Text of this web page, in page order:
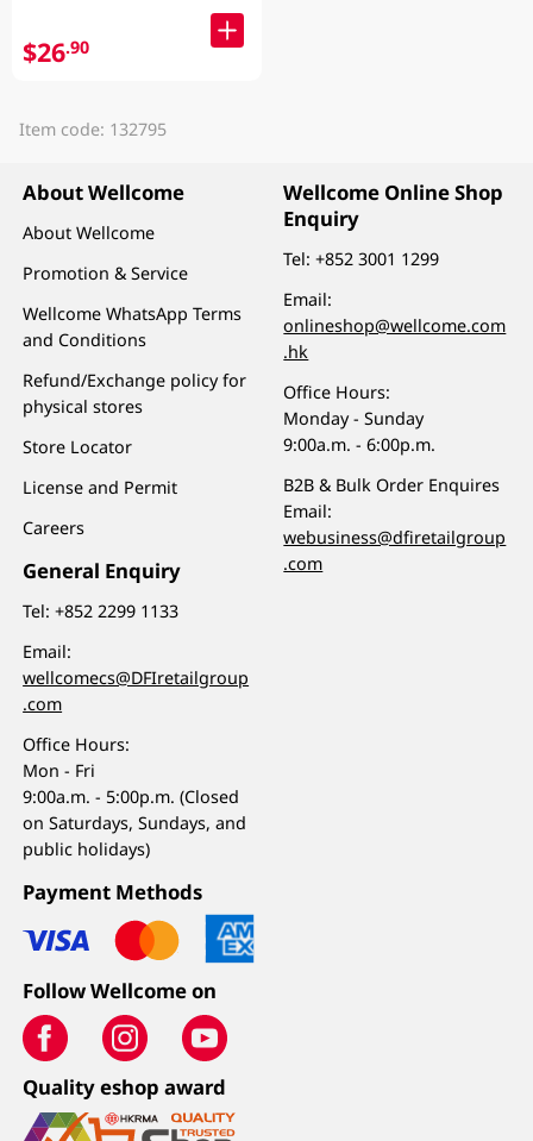
$26.90
Item code: 132795
About Wellcome
About Wellcome
Promotion & Service
Wellcome WhatsApp Terms
and Conditions
Refund/Exchange policy for
physical stores
Store Locator
License and Permit
Careers
General Enquiry
Tel:+852 2299 1133
Email:
wellcomecs@DFIretailgroup
.com
Office Hours:
Mon - Fri
9:00a.m. - 5:00p.m. (Closed
on Saturdays, Sundays, and
public holidays)
Wellcome Online Shop
Enquiry
Tel:+852 3001 1299
Email:
onlineshop@wellcome.com
.hk
Office Hours:
Monday - Sunday
9:00a.m. - 6:00p.m.
B2B & Bulk Order Enquires
Email:
webusiness@dfiretailgroup
.com
Payment Methods
Follow Wellcome on
Quality eshop award